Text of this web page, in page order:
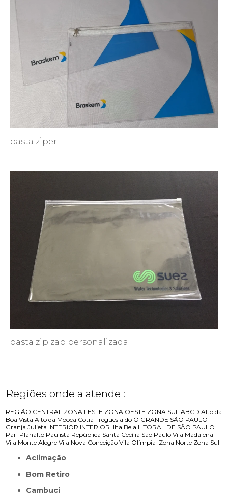
pasta ziper
pasta zip zap personalizada
Regiões onde a atende :
REGIÃO CENTRAL ZONA LESTE ZONA OESTE ZONA SUL ABCD Alto da
Boa Vista Alto da Mooca Cotia Freguesia do Ó GRANDE SÃO PAULO
Granja Julieta INTERIOR INTERIOR Ilha Bela LITORAL DE SÃO PAULO
Pari Planalto Paulista República Santa Cecília São Paulo Vila Madalena
Vila Monte Alegre Vila Nova Conceição Vila Olímpia Zona Norte Zona Sul
Aclimação
Bom Retiro
Cambuci